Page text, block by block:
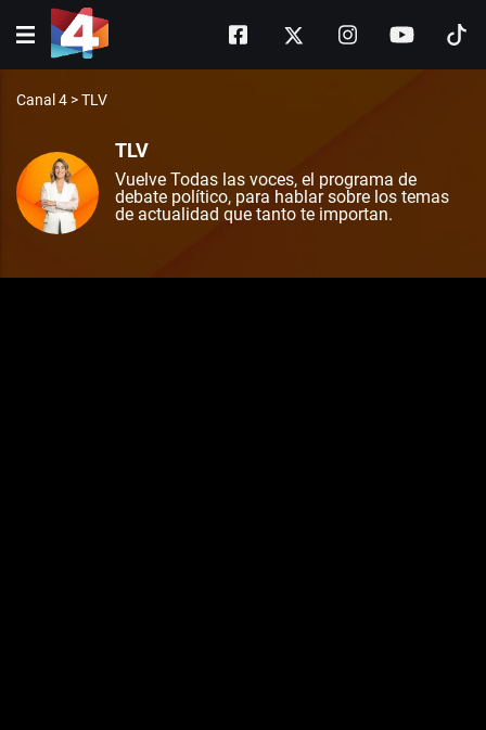
Canal 4 >TLV
TLV
Vuelve Todas las voces, el programa de
debate político, para hablar sobre los temas
de actualidad que tanto te importan.